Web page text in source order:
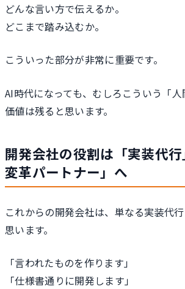
どんな言い方で伝えるか。
どこまで踏み込むか。
こういった部分が非常に重要です。
AI時代になっても、むしろこういう「
価値は残ると思います。
開発会社の役割は「実装代
変革パートナー」へ
これからの開発会社は、単なる実装代
思います。
「言われたものを作ります」
「仕様書通りに開発します」